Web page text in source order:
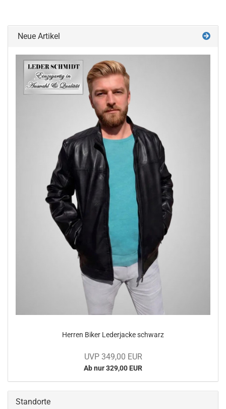
Neue Artikel
Her­ren Biker Le­der­ja­cke schwarz
UVP 349,00 EUR
Ab nur 329,00 EUR
Standorte